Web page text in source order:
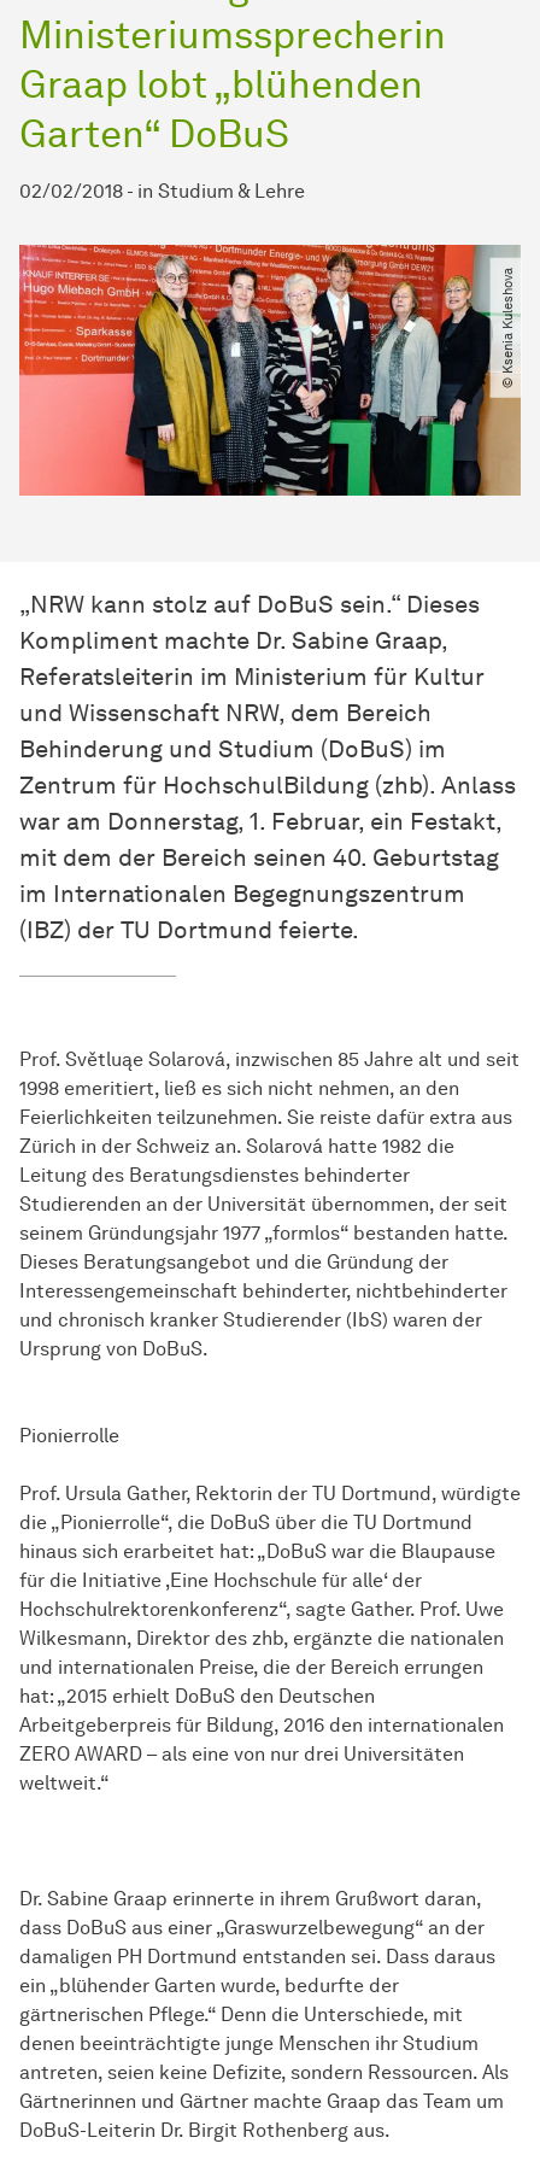
Ministeriumssprecherin
Graap lobt „blühenden
Garten“ DoBuS
02/02/2018 - in Studium & Lehre
© Ksenia Kuleshova
„NRW kann stolz auf DoBuS sein.“ Dieses
Kompliment machte Dr. Sabine Graap,
Referatsleiterin im Ministerium für Kultur
und Wissenschaft NRW, dem Bereich
Behinderung und Studium (DoBuS) im
Zentrum für HochschulBildung (zhb). Anlass
war am Donnerstag, 1. Februar, ein Festakt,
mit dem der Bereich seinen 40. Geburtstag
im Internationalen Begegnungszentrum
(IBZ) der TU Dortmund feierte.
Prof. Světluąe Solarová, inzwischen 85 Jahre alt und seit
1998 emeritiert, ließ es sich nicht nehmen, an den
Feierlichkeiten teilzunehmen. Sie reiste dafür extra aus
Zürich in der Schweiz an. Solarová hatte 1982 die
Leitung des Beratungsdienstes behinderter
Studierenden an der Universität übernommen, der seit
seinem Gründungsjahr 1977 „formlos“ bestanden hatte.
Dieses Beratungsangebot und die Gründung der
Interessengemeinschaft behinderter, nichtbehinderter
und chronisch kranker Studierender (IbS) waren der
Ursprung von DoBuS.
Pionierrolle
Prof. Ursula Gather, Rektorin der TU Dortmund, würdigte
die „Pionierrolle“, die DoBuS über die TU Dortmund
hinaus sich erarbeitet hat: „DoBuS war die Blaupause
für die Initiative ‚Eine Hochschule für alle‘ der
Hochschulrektorenkonferenz“, sagte Gather. Prof. Uwe
Wilkesmann, Direktor des zhb, ergänzte die nationalen
und internationalen Preise, die der Bereich errungen
hat: „2015 erhielt DoBuS den Deutschen
Arbeitgeberpreis für Bildung, 2016 den internationalen
ZERO AWARD – als eine von nur drei Universitäten
weltweit.“
Dr. Sabine Graap erinnerte in ihrem Grußwort daran,
dass DoBuS aus einer „Graswurzelbewegung“ an der
damaligen PH Dortmund entstanden sei. Dass daraus
ein „blühender Garten wurde, bedurfte der
gärtnerischen Pflege.“ Denn die Unterschiede, mit
denen beeinträchtigte junge Menschen ihr Studium
antreten, seien keine Defizite, sondern Ressourcen. Als
Gärtnerinnen und Gärtner machte Graap das Team um
DoBuS-Leiterin Dr. Birgit Rothenberg aus.